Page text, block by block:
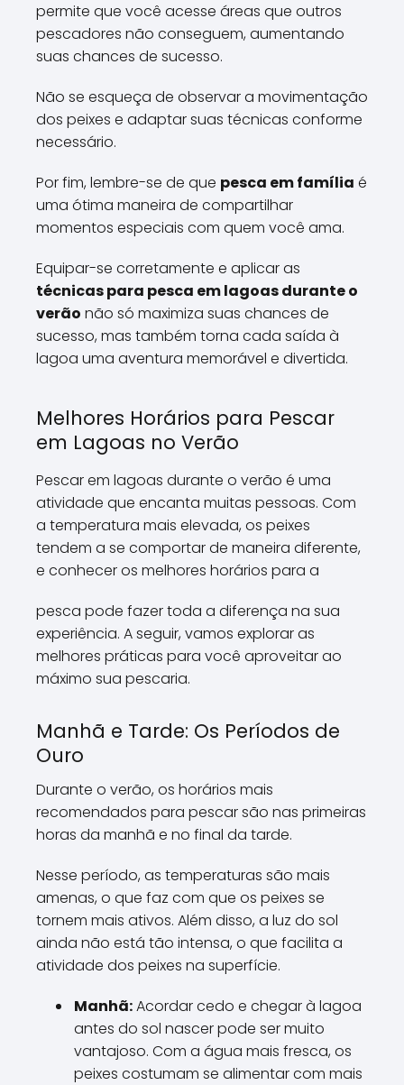
permite que você acesse áreas que outros
pescadores não conseguem, aumentando
suas chances de sucesso.
Não se esqueça de observar a movimentação
dos peixes e adaptar suas técnicas conforme
necessário.
Por fim, lembre-se de que pesca em família é
uma ótima maneira de compartilhar
momentos especiais com quem você ama.
Equipar-se corretamente e aplicar as
técnicas para pesca em lagoas durante o
verão não só maximiza suas chances de
sucesso, mas também torna cada saída à
lagoa uma aventura memorável e divertida.
Melhores Horários para Pescar
em Lagoas no Verão
Pescar em lagoas durante o verão é uma
atividade que encanta muitas pessoas. Com
a temperatura mais elevada, os peixes
tendem a se comportar de maneira diferente,
e conhecer os melhores horários para a
pesca pode fazer toda a diferença na sua
experiência. A seguir, vamos explorar as
melhores práticas para você aproveitar ao
máximo sua pescaria.
Manhã e Tarde: Os Períodos de
Ouro
Durante o verão, os horários mais
recomendados para pescar são nas primeiras
horas da manhã e no final da tarde.
Nesse período, as temperaturas são mais
amenas, o que faz com que os peixes se
tornem mais ativos. Além disso, a luz do sol
ainda não está tão intensa, o que facilita a
atividade dos peixes na superfície.
Manhã:Acordar cedo e chegar à lagoa
antes do sol nascer pode ser muito
vantajoso. Com a água mais fresca, os
peixes costumam se alimentar com mais